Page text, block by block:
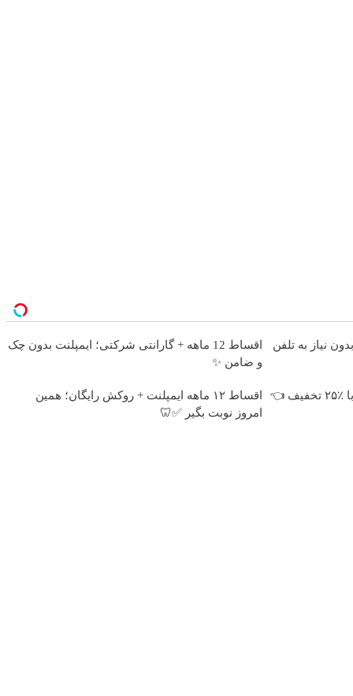
اقساط 12 ماهه + گارانتی شرکتی؛ ایمپلنت بدون چک
و ضامن ✨
ایمپلنت اقساطی بدون چک و سفته با ٪۲۵ تخفیف 👈
اقساط ۱۲ ماهه ایمپلنت + روکش رایگان؛ همین
امروز نوبت بگیر ✅🦷